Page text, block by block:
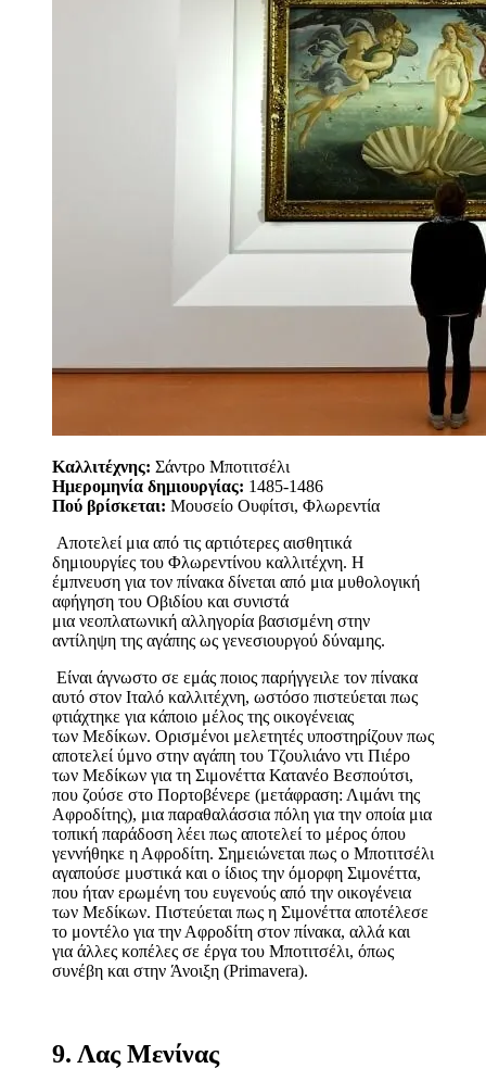
Καλλιτέχνης: Σάντρο Μποτιτσέλι
Ημερομηνία δημιουργίας: 1485-1486
Πού βρίσκεται: Μουσείο Ουφίτσι, Φλωρεντία
Αποτελεί μια από τις αρτιότερες αισθητικά
δημιουργίες του Φλωρεντίνου καλλιτέχνη. Η
έμπνευση για τον πίνακα δίνεται από μια μυθολογική
αφήγηση του Οβιδίου και συνιστά
μια νεοπλατωνική αλληγορία βασισμένη στην
αντίληψη της αγάπης ως γενεσιουργού δύναμης.
Είναι άγνωστο σε εμάς ποιος παρήγγειλε τον πίνακα
αυτό στον Ιταλό καλλιτέχνη, ωστόσο πιστεύεται πως
φτιάχτηκε για κάποιο μέλος της οικογένειας
των Μεδίκων. Ορισμένοι μελετητές υποστηρίζουν πως
αποτελεί ύμνο στην αγάπη του Τζουλιάνο ντι Πιέρο
των Μεδίκων για τη Σιμονέττα Κατανέο Βεσπούτσι,
που ζούσε στο Πορτοβένερε (μετάφραση: Λιμάνι της
Αφροδίτης), μια παραθαλάσσια πόλη για την οποία μια
τοπική παράδοση λέει πως αποτελεί το μέρος όπου
γεννήθηκε η Αφροδίτη. Σημειώνεται πως ο Μποτιτσέλι
αγαπούσε μυστικά και ο ίδιος την όμορφη Σιμονέττα,
που ήταν ερωμένη του ευγενούς από την οικογένεια
των Μεδίκων. Πιστεύεται πως η Σιμονέττα αποτέλεσε
το μοντέλο για την Αφροδίτη στον πίνακα, αλλά και
για άλλες κοπέλες σε έργα του Μποτιτσέλι, όπως
συνέβη και στην Άνοιξη (Primavera).
9. Λας Μενίνας